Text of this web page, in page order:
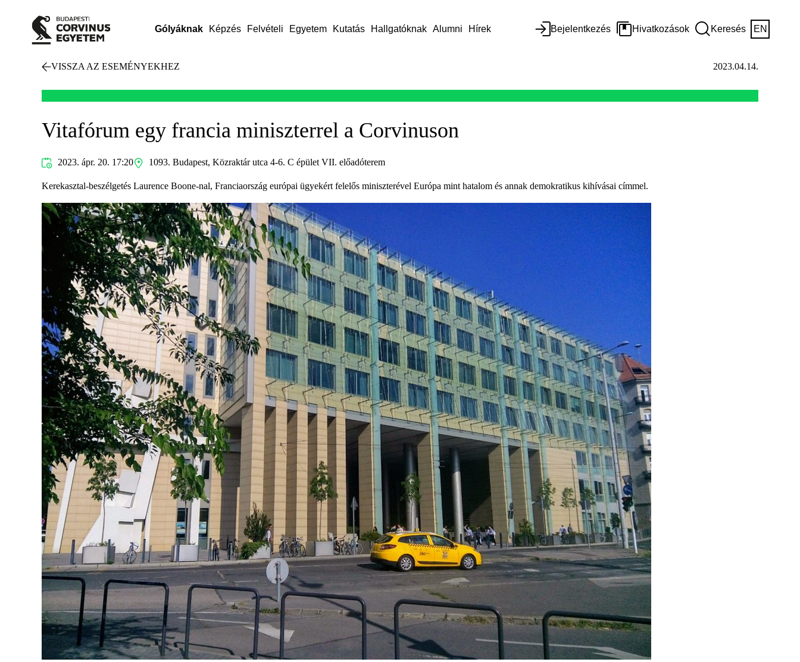
Gólyáknak Képzés Felvételi Egyetem Kutatás Hallgatóknak Alumni Hírek Bejelentkezés Hivatkozások Keresés EN
VISSZA AZ ESEMÉNYEKHEZ 2023.04.14.
Vitafórum egy francia miniszterrel a Corvinuson
2023. ápr. 20. 17:20 1093. Budapest, Közraktár utca 4-6. C épület VII. előadóterem
Kerekasztal-beszélgetés Laurence Boone-nal, Franciaország európai ügyekért felelős miniszterével Európa mint hatalom és annak demokratikus kihívásai címmel.